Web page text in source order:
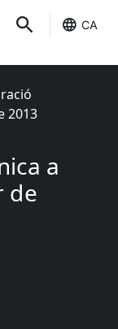
CA
2013
a
de